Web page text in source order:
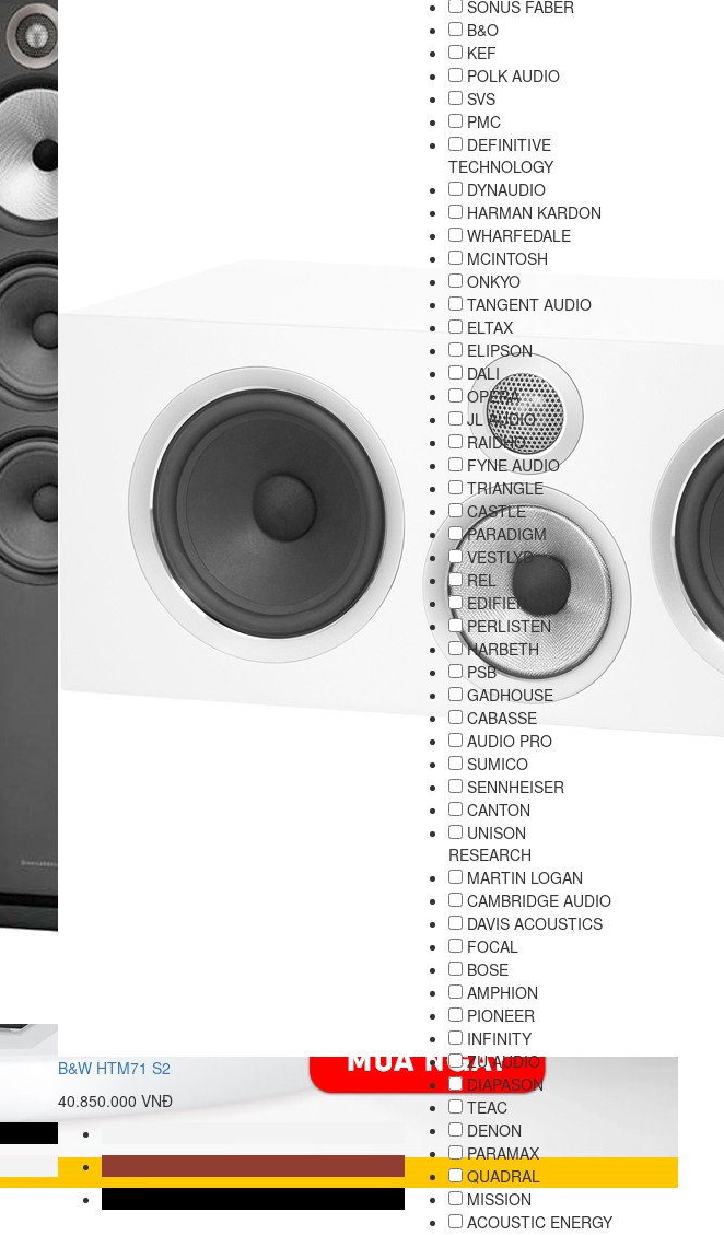
B&W HTM71 S2
40.850.000 VNĐ
SONUS FABER
B&O
KEF
POLK AUDIO
SVS
PMC
DEFINITIVE
TECHNOLOGY
DYNAUDIO
HARMAN KARDON
WHARFEDALE
MCINTOSH
ONKYO
TANGENT AUDIO
ELTAX
ELIPSON
DALI
OPERA
JL AUDIO
RAIDHO
FYNE AUDIO
TRIANGLE
CASTLE
PARADIGM
VESTLYD
REL
EDIFIER
PERLISTEN
HARBETH
PSB
GADHOUSE
CABASSE
AUDIO PRO
SUMICO
SENNHEISER
CANTON
UNISON
RESEARCH
MARTIN LOGAN
CAMBRIDGE AUDIO
DAVIS ACOUSTICS
FOCAL
BOSE
AMPHION
PIONEER
INFINITY
ZU AUDIO
DIAPASON
TEAC
DENON
PARAMAX
QUADRAL
MISSION
ACOUSTIC ENERGY